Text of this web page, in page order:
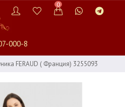
0
000-8
FERAUD ( Франция) 3255093